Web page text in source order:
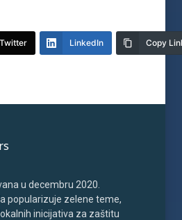
Twitter LinkedIn Copy
u decembru 2020.
popularizuje zelene teme,
inicijativa za zaštitu